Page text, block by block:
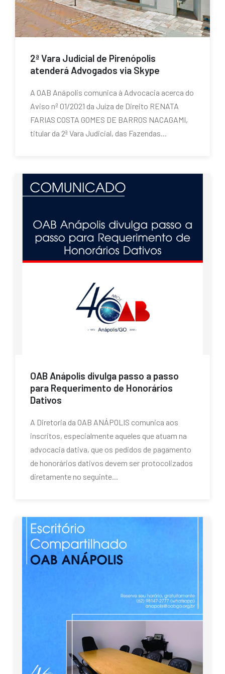
2ª Vara Judicial de Pirenópolis
atenderá Advogados via Skype
A OAB Anápolis comunica à Advocacia acerca do
Aviso nº 01/2021 da Juíza de Direito RENATA
FARIAS COSTA GOMES DE BARROS NACAGAMI,
titular da 2ª Vara Judicial, das Fazendas...
OAB Anápolis divulga passo a passo
para Requerimento de Honorários
Dativos
A Diretoria da OAB ANÁPOLIS comunica aos
inscritos, especialmente aqueles que atuam na
advocacia dativa, que os pedidos de pagamento
de honorários dativos devem ser protocolizados
diretamente no seguinte...